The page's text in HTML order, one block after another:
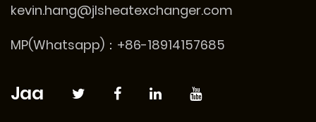
kevin.hang@jlsheatexchanger.com
MP(Whatsapp)：+86-18914157685
Jaa